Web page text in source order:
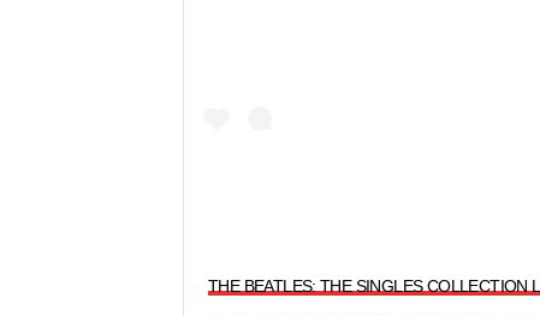
THE BEATLES: THE SINGLES COLLECTION